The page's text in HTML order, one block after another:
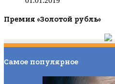
Премия «Золотой рубль»
Самое популярное